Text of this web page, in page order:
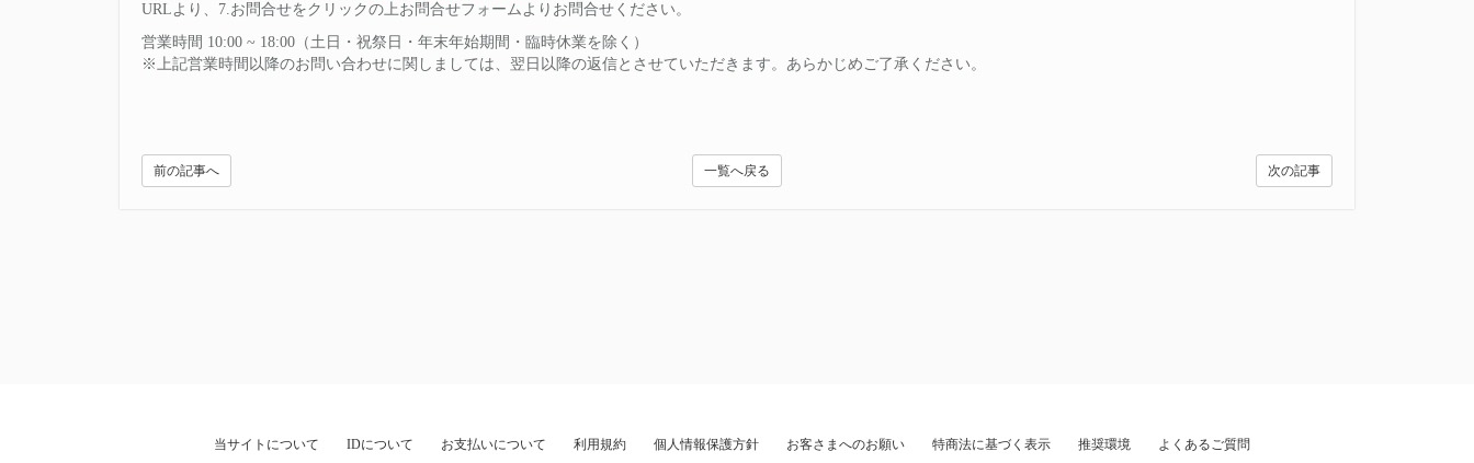
URLより、7.お問合せをクリックの上お問合せフォームよりお問合せください。
営業時間 10:00 ~ 18:00（土日・祝祭日・年末年始期間・臨時休業を除く）
※上記営業時間以降のお問い合わせに関しましては、翌日以降の返信とさせていただきます。あらかじめご了承ください。
次の記事
一覧へ戻る
前の記事へ
当サイトについて IDについて お支払いについて 利用規約 個人情報保護方針 お客さまへのお願い 特商法に基づく表示 推奨環境 よくあるご質問